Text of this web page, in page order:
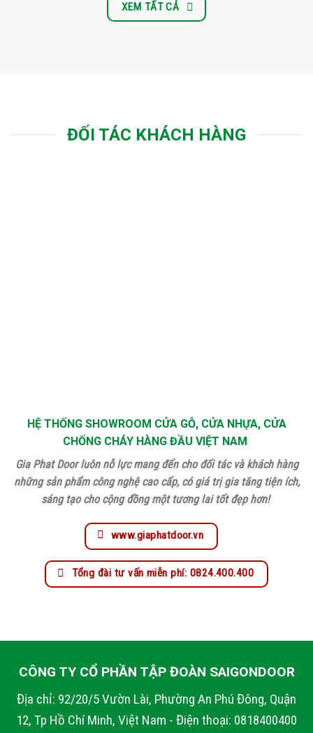
XEM TẤT CẢ
ĐỐI TÁC KHÁCH HÀNG
HỆ THỐNG SHOWROOM CỬA GỖ, CỬA NHỰA, CỬA
CHỐNG CHÁY HÀNG ĐẦU VIỆT NAM
Gia Phat Door luôn nỗ lực mang đến cho đối tác và khách hàng
những sản phẩm công nghệ cao cấp, có giá trị gia tăng tiện ích,
sáng tạo cho cộng đồng một tương lai tốt đẹp hơn!
www.giaphatdoor.vn
Tổng đài tư vấn miễn phí: 0824.400.400
CÔNG TY CỔ PHẦN TẬP ĐOÀN SAIGONDOOR
Địa chỉ: 92/20/5 Vườn Lài, Phường An Phú Đông, Quận
12, Tp Hồ Chí Minh, Việt Nam - Điện thoại: 0818400400